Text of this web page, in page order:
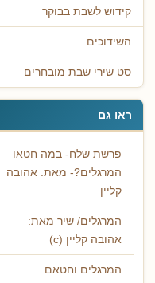
קידוש לשבת בבוקר
השידוכים
סט שירי שבת מובחרים
ראו גם
פרשת שלח- במה חטאו
המרגלים?- מאת: אהובה
קליין
המרגלים/ שיר מאת:
אהובה קליין (c)
המרגלים וחטאם